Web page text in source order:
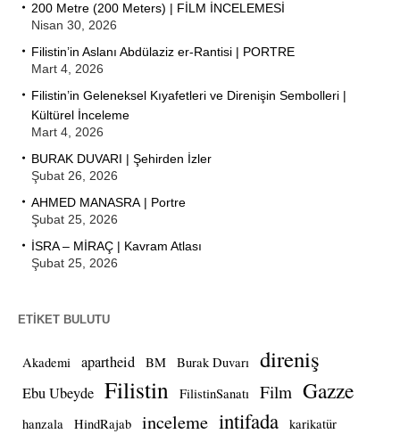
200 Metre (200 Meters) | FİLM İNCELEMESİ
Nisan 30, 2026
Filistin’in Aslanı Abdülaziz er-Rantisi | PORTRE
Mart 4, 2026
Filistin’in Geleneksel Kıyafetleri ve Direnişin Sembolleri |
Kültürel İnceleme
Mart 4, 2026
BURAK DUVARI | Şehirden İzler
Şubat 26, 2026
AHMED MANASRA | Portre
Şubat 25, 2026
İSRA – MİRAÇ | Kavram Atlası
Şubat 25, 2026
ETIKET BULUTU
Akademi apartheid BM Burak Duvarı direniş
Ebu Ubeyde Filistin FilistinSanatı Film Gazze
hanzala HindRajab inceleme intifada karikatür